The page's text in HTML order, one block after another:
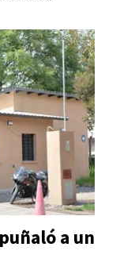
a un